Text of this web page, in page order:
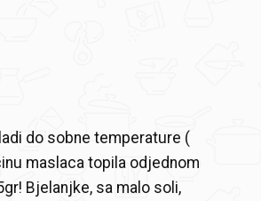
do sobne temperature (
maslaca topila odjednom
Bjelanjke, sa malo soli,